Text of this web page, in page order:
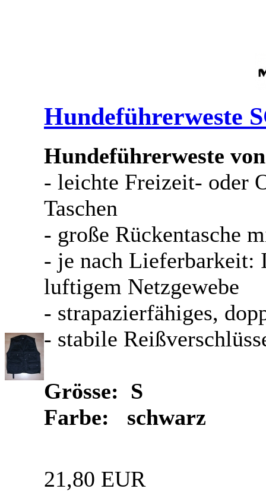
Hundeführerweste
Hundeführerweste
- leichte Freizeit- oder
Taschen
- große Rückentasche
- je nach Lieferbarkeit:
luftigem Netzgewebe
- strapazierfähiges,
- stabile
Grösse: S
Farbe: schwarz
21,80 EUR